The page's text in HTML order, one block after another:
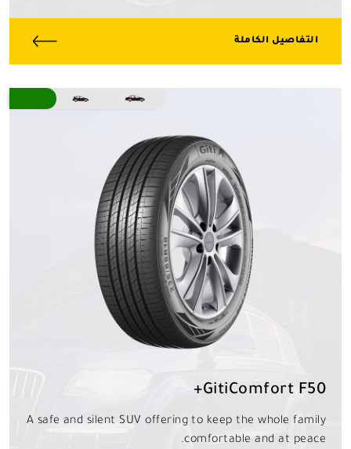
التفاصيل الكاملة
GitiComfort F50+
A safe and silent SUV offering to keep the whole family
comfortable and at peace.